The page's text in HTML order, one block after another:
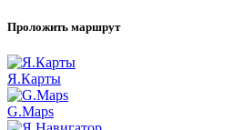
Проложить маршрут
Я.Карты
G.Maps